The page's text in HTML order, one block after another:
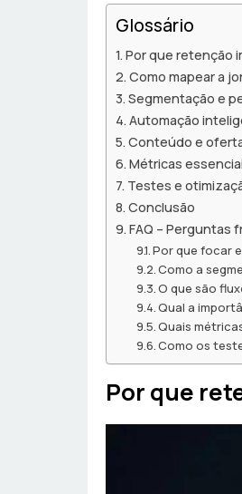
Glossário
Por que retenção
Como mapear a
Segmentação e
Automação
Conteúdo e
Métricas
Testes e
Conclusão
FAQ – Perguntas
Por que focar
Como a
O que são
Qual a
Quais
Como os
Por que